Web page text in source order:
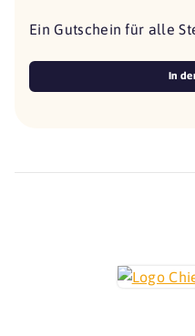
Ein Gutschein für alle
In